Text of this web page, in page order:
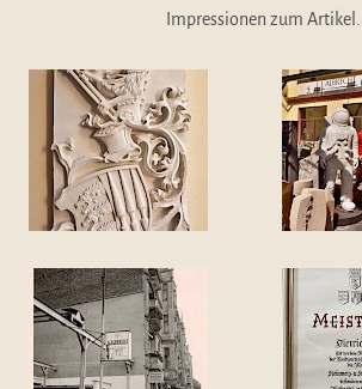
Impressionen zum Artikel...